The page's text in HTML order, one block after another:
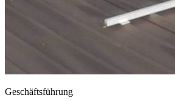
Geschäftsführung